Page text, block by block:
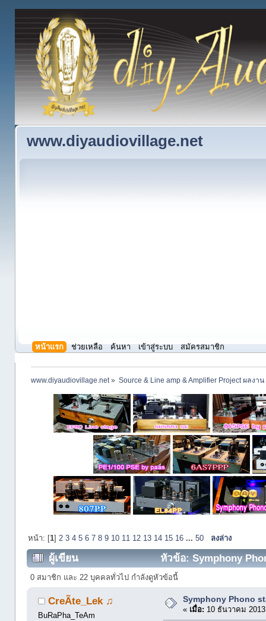
www.diyaudiovillage.net
หน้าแรก ช่วยเหลือ ค้นหา เข้าสู่ระบบ สมัครสมาชิก
www.diyaudiovillage.net» Source & Line amp & Amplifier Project ผลงาน
หน้า: [1]2 3 4 5 6 7 8 9 10 11 12 13 14 15 16 ...50 ลงล่าง
ผู้เขียน หัวข้อ: Symphony
0 สมาชิก และ 22 บุคคลทั่วไป กำลังดูหัวข้อนี้
CreÃte_Lek ♫
BuRaPha_TeAm
Symphony Phono
« เมื่อ: 10 ธันวาคม